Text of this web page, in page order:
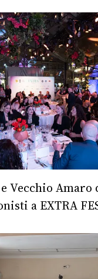
Vecchio Amaro
a EXTRA